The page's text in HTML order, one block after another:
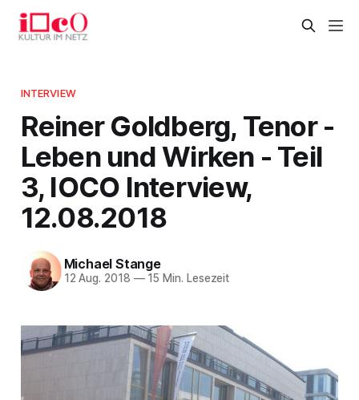
INTERVIEW
Reiner Goldberg, Tenor -
Leben und Wirken - Teil
3, IOCO Interview,
12.08.2018
Michael Stange
12 Aug. 2018 —15 Min. Lesezeit